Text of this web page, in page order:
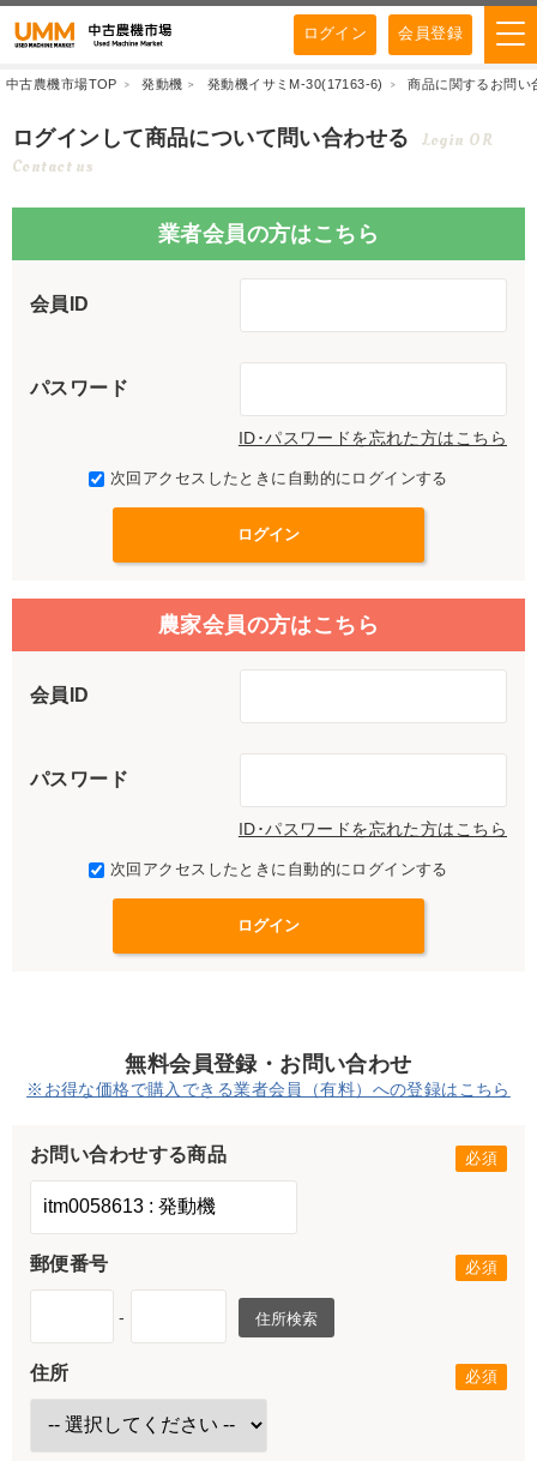
ログイン 会員登録
中古農機市場TOP 発動機 発動機イサミM-30(17163-6) 商品に関するお問い
ログインして商品について問い合わせる
Login OR
Contact us
業者会員の方はこちら
会員ID
パスワード
ID･パスワードを忘れた方はこちら
次回アクセスしたときに自動的にログインする
農家会員の方はこちら
会員ID
パスワード
ID･パスワードを忘れた方はこちら
次回アクセスしたときに自動的にログインする
無料会員登録・お問い合わせ
※お得な価格で購入できる業者会員（有料）への登録はこちら
お問い合わせする商品
郵便番号
- 住所検索
住所